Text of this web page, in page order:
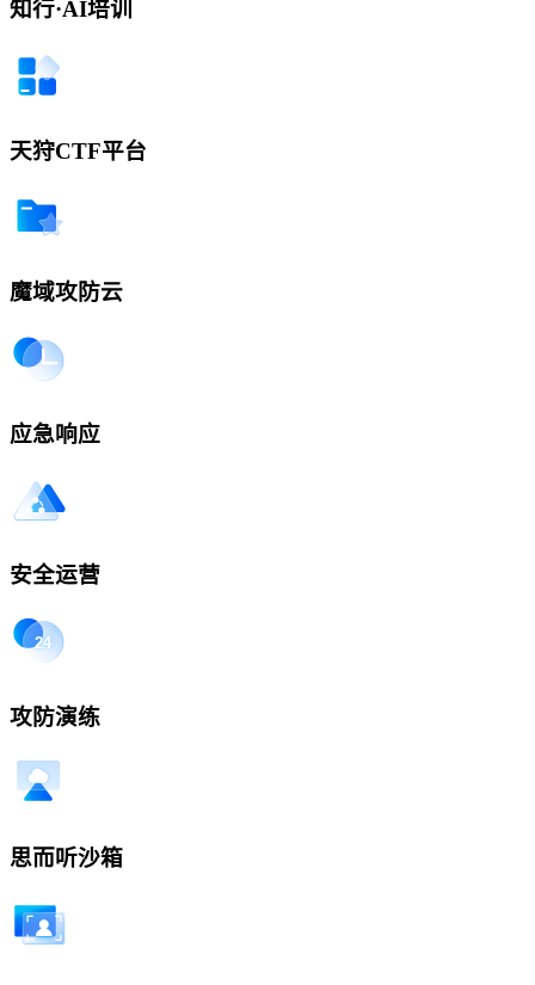
知行·AI培训
天狩CTF平台
魔域攻防云
应急响应
安全运营
攻防演练
思而听沙箱